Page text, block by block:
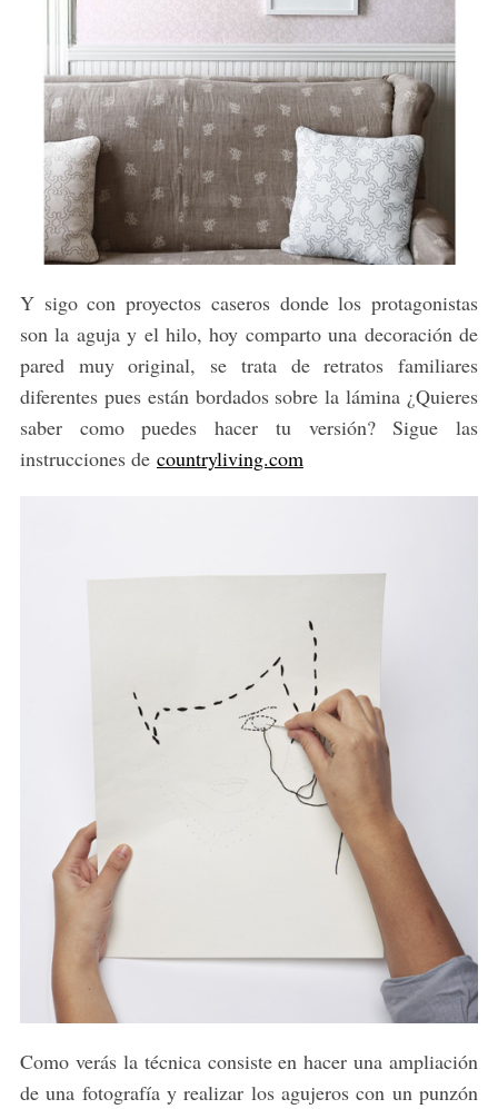
Y sigo con proyectos caseros donde los protagonistas
son la aguja y el hilo, hoy comparto una decoración de
pared muy original, se trata de retratos familiares
diferentes pues están bordados sobre la lámina ¿Quieres
saber como puedes hacer tu versión? Sigue las
instrucciones de countryliving.com
Como verás la técnica consiste en hacer una ampliación
de una fotografía y realizar los agujeros con un punzón